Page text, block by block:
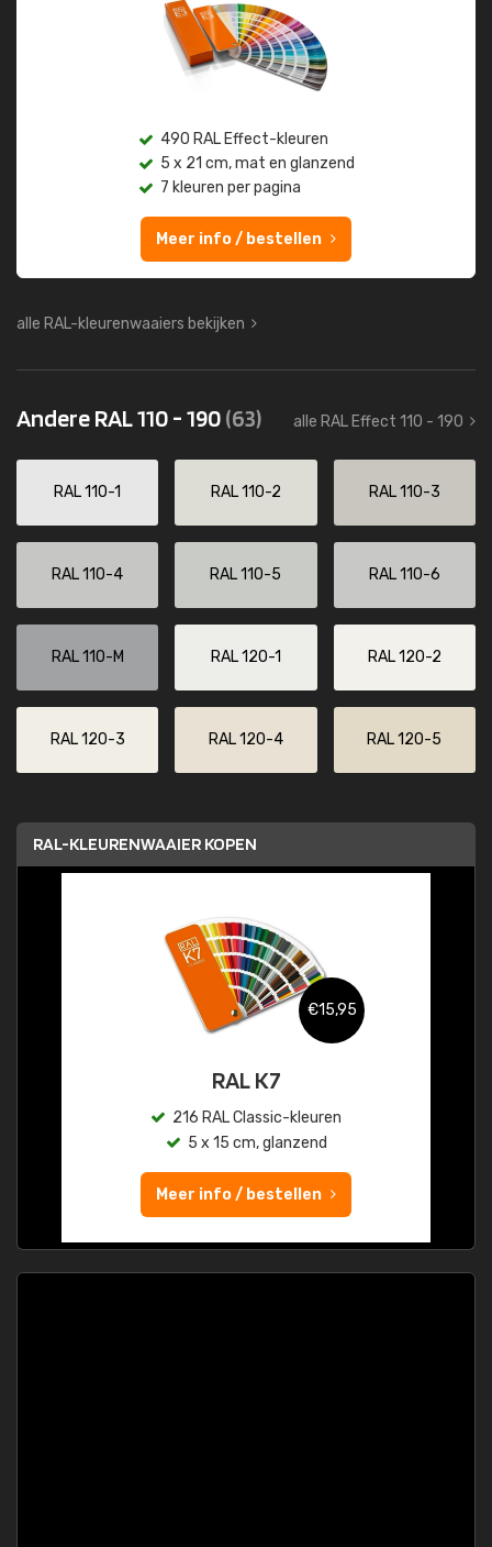
490 RAL Effect-kleuren
5 x 21 cm, mat en glanzend
7 kleuren per pagina
Meer info / bestellen
alle RAL-kleurenwaaiers bekijken
Andere RAL 110 - 190(63) alle RAL Effect 110 - 190
RAL 110-1 RAL 110-2 RAL 110-3
RAL 110-4 RAL 110-5 RAL 110-6
RAL 110-M RAL 120-1 RAL 120-2
RAL 120-3 RAL 120-4 RAL 120-5
RAL-KLEURENWAAIER KOPEN
€15,95
RAL K7
216 RAL Classic-kleuren
5 x 15 cm, glanzend
Meer info / bestellen